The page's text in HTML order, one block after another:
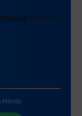
gelesen
Handy: